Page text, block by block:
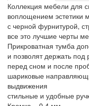
Коллекция мебели для
воплощением эстетики
с черной фурнитурой,
все это лучшие черты
Прикроватная тумба
и позволят держать
перед сном и после
шариковые
выдвижения
стильные и удобные